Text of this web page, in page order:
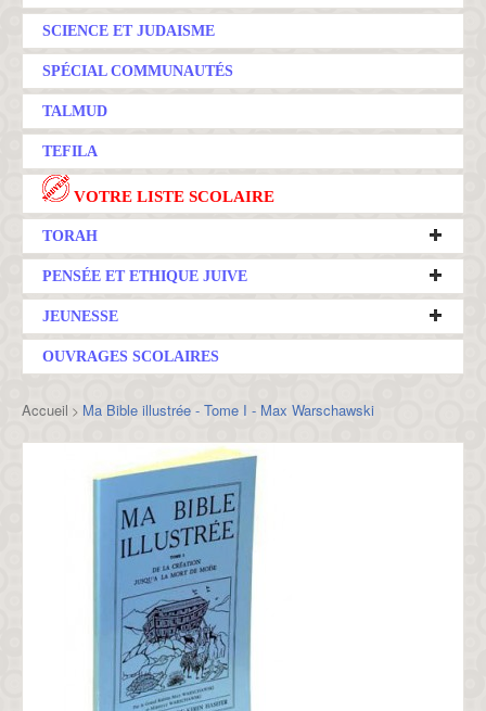
SCIENCE ET JUDAISME
SPÉCIAL COMMUNAUTÉS
TALMUD
TEFILA
VOTRE LISTE SCOLAIRE
TORAH
PENSÉE ET ETHIQUE JUIVE
JEUNESSE
OUVRAGES SCOLAIRES
Accueil > Ma Bible illustrée - Tome I - Max Warschawski